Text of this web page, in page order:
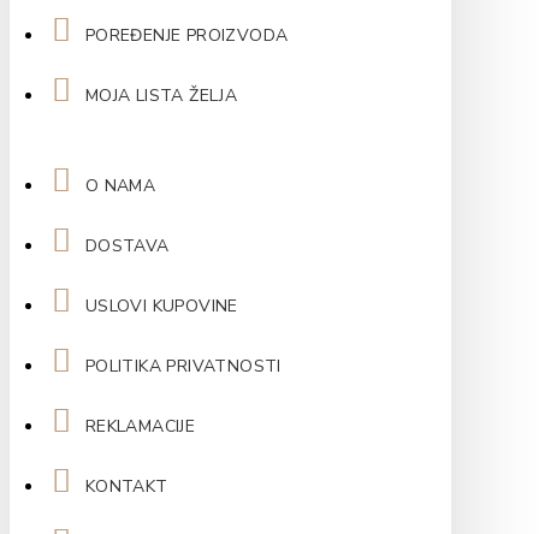
POREĐENJE PROIZVODA
MOJA LISTA ŽELJA
O NAMA
DOSTAVA
USLOVI KUPOVINE
POLITIKA PRIVATNOSTI
REKLAMACIJE
KONTAKT